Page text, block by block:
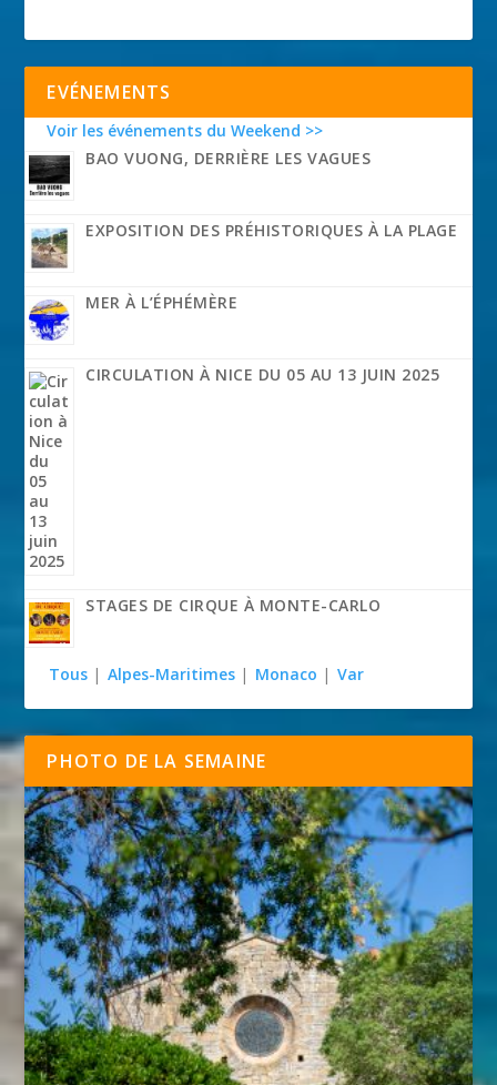
EVÉNEMENTS
Voir les événements du Weekend >>
BAO VUONG, DERRIÈRE LES VAGUES
EXPOSITION DES PRÉHISTORIQUES À LA PLAGE
MER À L’ÉPHÉMÈRE
CIRCULATION À NICE DU 05 AU 13 JUIN 2025
STAGES DE CIRQUE À MONTE-CARLO
Tous | Alpes-Maritimes | Monaco | Var
PHOTO DE LA SEMAINE